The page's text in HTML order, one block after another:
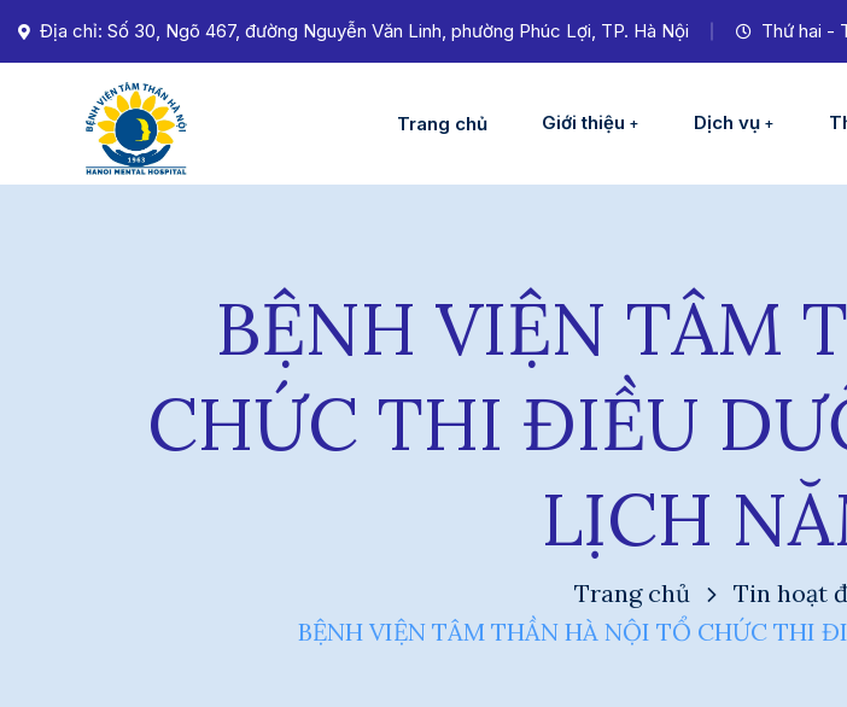
Địa chỉ: Số 30, Ngõ 467, đường Nguyễn Văn Linh, phường Phúc Lợi, TP. Hà Nội Thứ hai -
Trang chủ Giới thiệu Dịch vụ
BỆNH VIỆN TÂM
CHỨC THI ĐIỀU
LỊCH
Trang chủ
Tin hoạt
BỆNH VIỆN TÂM THẦN HÀ NỘI TỔ CHỨC THI